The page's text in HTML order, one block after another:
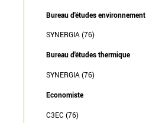
Bureau d'études environnement
SYNERGIA (76)
Bureau d'études thermique
SYNERGIA (76)
Economiste
C3EC (76)